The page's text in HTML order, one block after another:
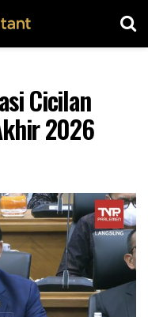
Cicilan
2026